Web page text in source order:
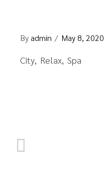
By admin May 8, 2020
City Relax Spa